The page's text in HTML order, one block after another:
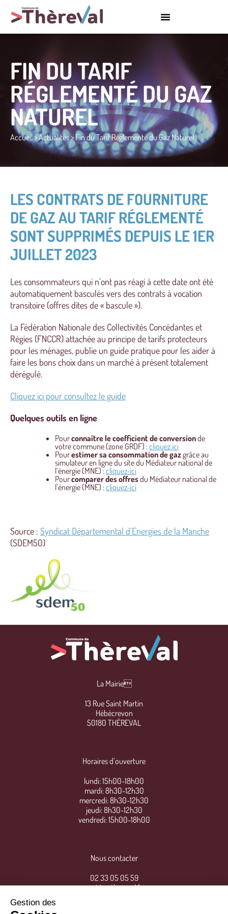
FIN DU TARIF
RÉGLEMENTÉ DU GAZ
NATUREL
Accueil>Actualités>Fin du Tarif Réglementé du Gaz Naturel
LES CONTRATS DE FOURNITURE
DE GAZ AU TARIF RÉGLEMENTÉ
SONT SUPPRIMÉS DEPUIS LE 1ER
JUILLET 2023
Les consommateurs qui n’ont pas réagi à cette date ont été
automatiquement basculés vers des contrats à vocation
transitoire (offres dites de « bascule »).
La Fédération Nationale des Collectivités Concédantes et
Régies (FNCCR) attachée au principe de tarifs protecteurs
pour les ménages, publie un guide pratique pour les aider à
faire les bons choix dans un marché à présent totalement
dérégulé.
Cliquez ici pour consultez le guide
Quelques outils en ligne
Pourconnaître le coefficient de conversionde
votre commune (zone GRDF) :cliquez ici
Pourestimer sa consommation de gazgrâce au
simulateur en ligne du site du Médiateur national de
l’énergie (MNE) :cliquez-ici
Pourcomparer des offresdu Médiateur national de
l’énergie (MNE) :cliquez-ici
Source : Syndicat Départemental d’Energies de la Manche
(SDEM50)
La Mairie
13 Rue Saint Martin
Hébécrevon
50180 THÈREVAL
Horaires d’ouverture
lundi: 15h00-18h00
mardi: 8h30-12h30
mercredi: 8h30-12h30
jeudi: 8h30-12h30
vendredi: 15h00-18h00
Nous contacter
02 33 05 05 59
mairie@thereval.fr
Gestion des